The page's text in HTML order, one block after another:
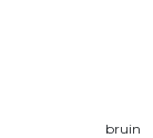
bruin